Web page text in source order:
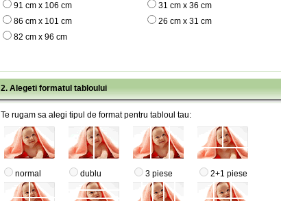
91 cm x 106 cm
31 cm x 36 cm
86 cm x 101 cm
26 cm x 31 cm
82 cm x 96 cm
2. Alegeti formatul tabloului
Te rugam sa alegi tipul de format pentru tabloul tau:
normal dublu 3 piese 2+1 piese